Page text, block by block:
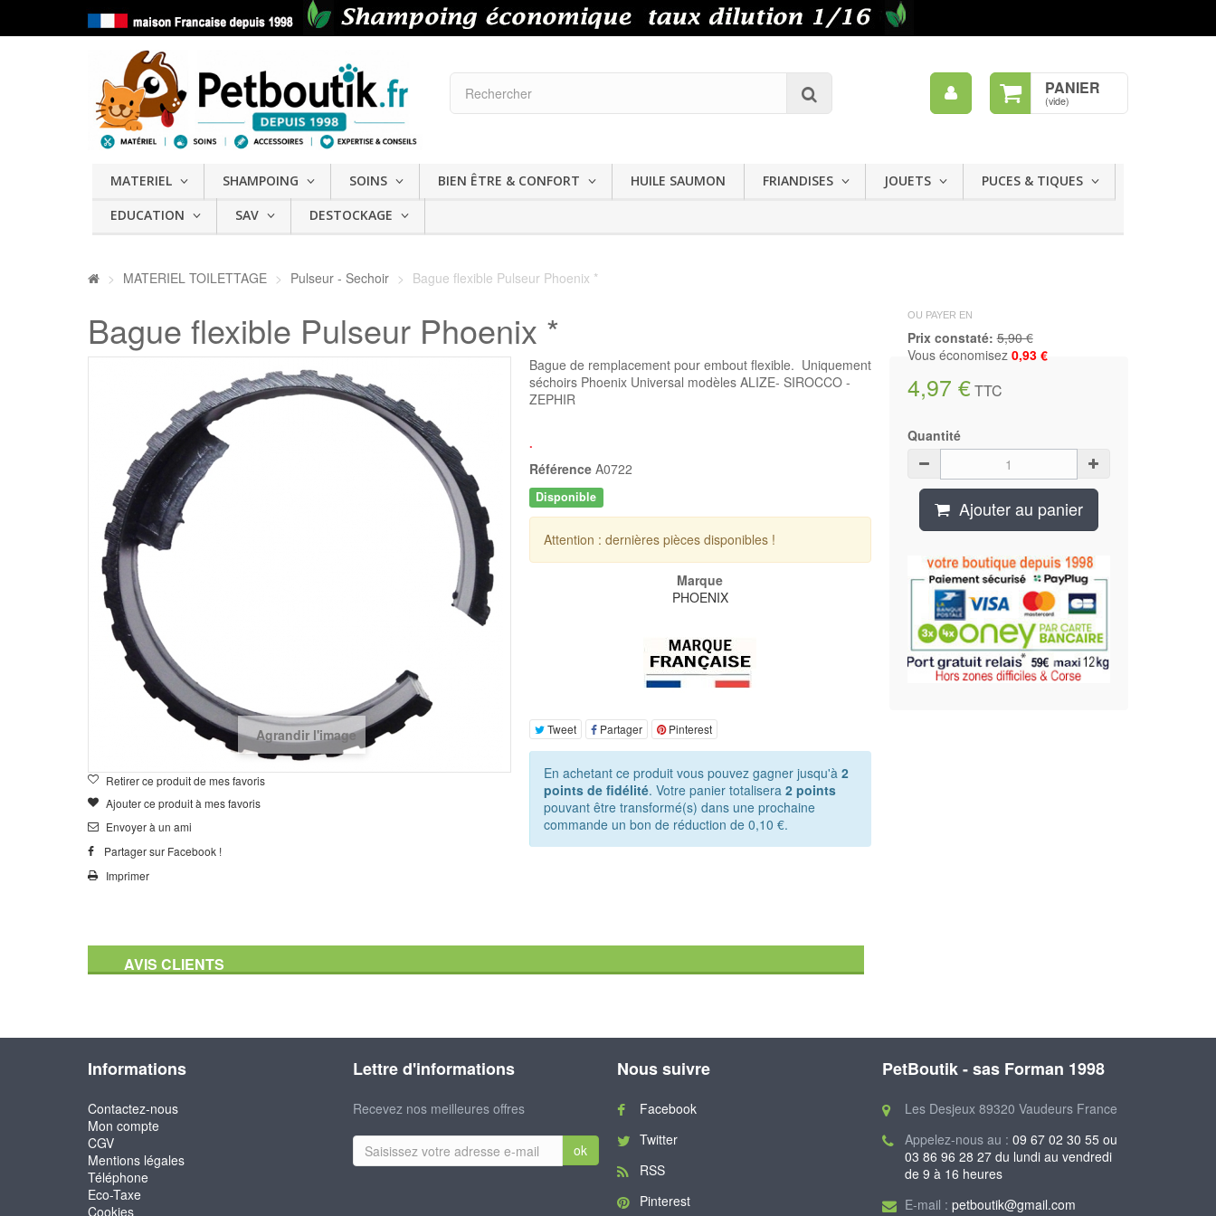
PANIER
(vide)
Mon
compte
MATERIEL SHAMPOING SOINS BIEN ÊTRE & CONFORT HUILE SAUMON FRIANDISES JOUETS
PUCES & TIQUES
EDUCATION
SAV DESTOCKAGE
> MATERIEL TOILETTAGE > Pulseur - Sechoir > Bague flexible Pulseur Phoenix *
Bague flexible Pulseur Phoenix *
Agrandir l'image
Retirer ce produit de mes favoris
Ajouter ce produit à mes favoris
Envoyer à un ami
Partager sur Facebook !
Imprimer
OU PAYER EN
Prix constaté: 5,90 €
Vous économisez 0,93 €
4,97 €TTC
Quantité
Ajouter au panier
Bague de remplacement pour embout flexible. Uniquement
séchoirs Phoenix Universal modèles ALIZE- SIROCCO -
ZEPHIR
.
Référence A0722
Disponible
Attention : dernières pièces disponibles !
Marque
PHOENIX
Tweet Partager Pinterest
En achetant ce produit vous pouvez gagner jusqu'à 2
points de fidélité. Votre panier totalisera 2points
pouvant être transformé(s) dans une prochaine
commande un bon de réduction de 0,10 €.
AVIS CLIENTS
Informations
Contactez-nous
Mon compte
CGV
Mentions légales
Téléphone
Eco-Taxe
Cookies
Lettre d'informations
Recevez nos meilleures offres
ok
Nous suivre
Facebook
Twitter
RSS
Pinterest
PetBoutik - sas Forman 1998
Les Desjeux 89320 Vaudeurs France
Appelez-nous au : 09 67 02 30 55 ou
03 86 96 28 27 du lundi au vendredi
de 9 à 16 heures
E-mail : petboutik@gmail.com